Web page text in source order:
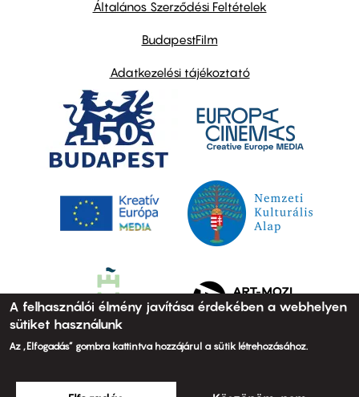
Általános Szerződési Feltételek
BudapestFilm
Adatkezelési tájékoztató
A felhasználói élmény javítása érdekében a webhelyen
sütiket használunk
Az „Elfogadás” gombra kattintva hozzájárul a sütik létrehozásához.